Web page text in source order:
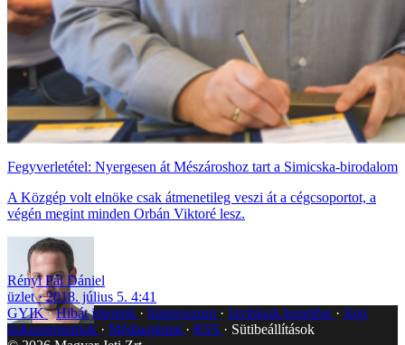
Fegyverletétel: Nyergesen át Mészároshoz tart a Simicska-birodalom
A Közgép volt elnöke csak átmenetileg veszi át a cégcsoportot, a
végén megint minden Orbán Viktoré lesz.
Rényi Pál Dániel
üzlet
2018. július 5. 4:41
GYIK Hibát jelentek Impresszum Javítások kezelése
Jogi
dokumentumok
Médiaajánlat RSS
Sütibeállítások